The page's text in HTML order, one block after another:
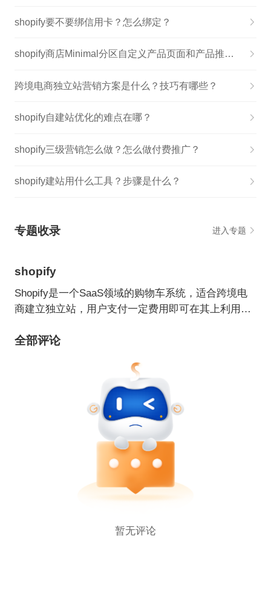
shopify要不要绑信用卡？怎么绑定？
shopify商店Minimal分区自定义产品页面和产品推荐步骤
跨境电商独立站营销方案是什么？技巧有哪些？
shopify自建站优化的难点在哪？
shopify三级营销怎么做？怎么做付费推广？
shopify建站用什么工具？步骤是什么？
专题收录 进入专题
shopify
Shopify是一个SaaS领域的购物车系统，适合跨境电
商建立独立站，用户支付一定费用即可在其上利用各
全部评论
暂无评论